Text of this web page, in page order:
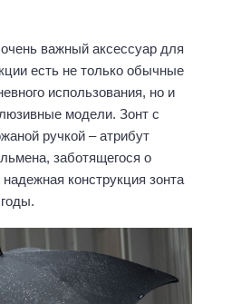
важный аксессуар для
есть не только обычные
использования, но и
модели. Зонт с
ручкой – атрибут
заботящегося о
конструкция зонта